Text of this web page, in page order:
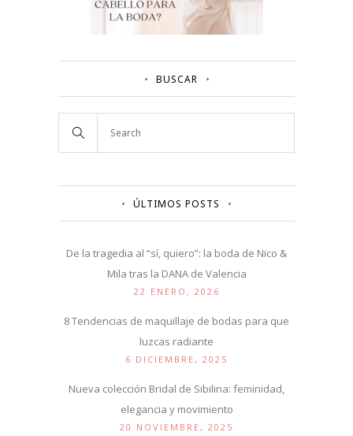
BUSCAR
ÚLTIMOS POSTS
De la tragedia al “sí, quiero”: la boda de Nico &
Mila tras la DANA de Valencia
22 ENERO, 2026
8 Tendencias de maquillaje de bodas para que
luzcas radiante
6 DICIEMBRE, 2025
Nueva colección Bridal de Sibilina: feminidad,
elegancia y movimiento
20 NOVIEMBRE, 2025